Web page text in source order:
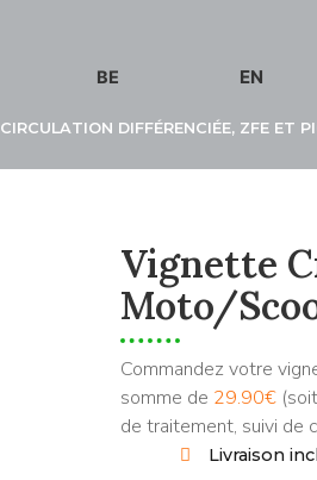
BE EN
CIRCULATION DIFFÉRENCIÉE, ZFE ET
Vignette
Moto/
Commandez votre
somme de 29.90€
de traitement, suivi de
Livraison